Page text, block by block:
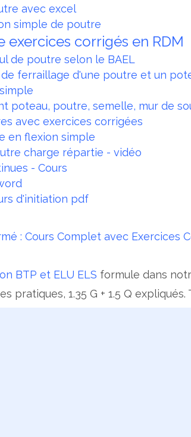
avec excel
simple de poutre
exercices corrigés en RDM
de poutre selon le BAEL
ferraillage d'une poutre et un
poteau, poutre, semelle, mur de
avec exercices corrigées
en flexion simple
charge répartie - vidéo
- Cours
d'initiation pdf
: Cours Complet avec Exercices
BTP et ELU ELS formule dans
pratiques, 1.35 G + 1.5 Q expliqués.